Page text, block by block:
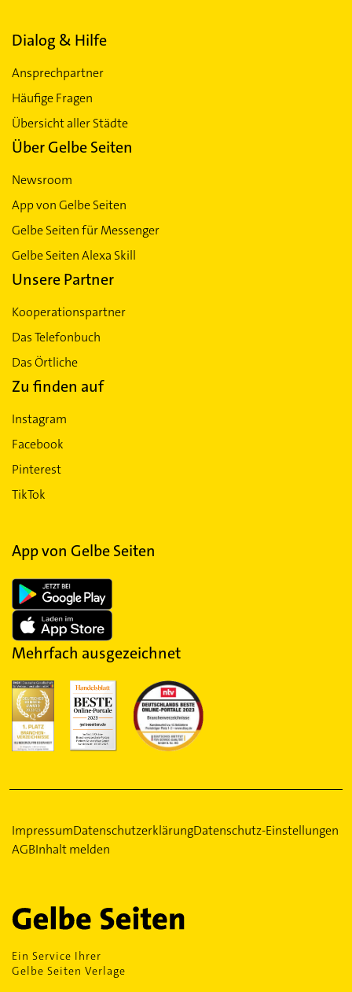
Dialog & Hilfe
Ansprechpartner
Häufige Fragen
Übersicht aller Städte
Über Gelbe Seiten
Newsroom
App von Gelbe Seiten
Gelbe Seiten für Messenger
Gelbe Seiten Alexa Skill
Unsere Partner
Kooperationspartner
Das Telefonbuch
Das Örtliche
Zu finden auf
Instagram
Facebook
Pinterest
TikTok
App von Gelbe Seiten
Mehrfach ausgezeichnet
ImpressumDatenschutzerklärungDatenschutz-Einstellungen
AGBInhalt melden
Ein Service Ihrer
Gelbe Seiten Verlage